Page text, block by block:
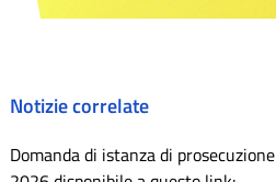
Notizie correlate
Domanda di istanza di